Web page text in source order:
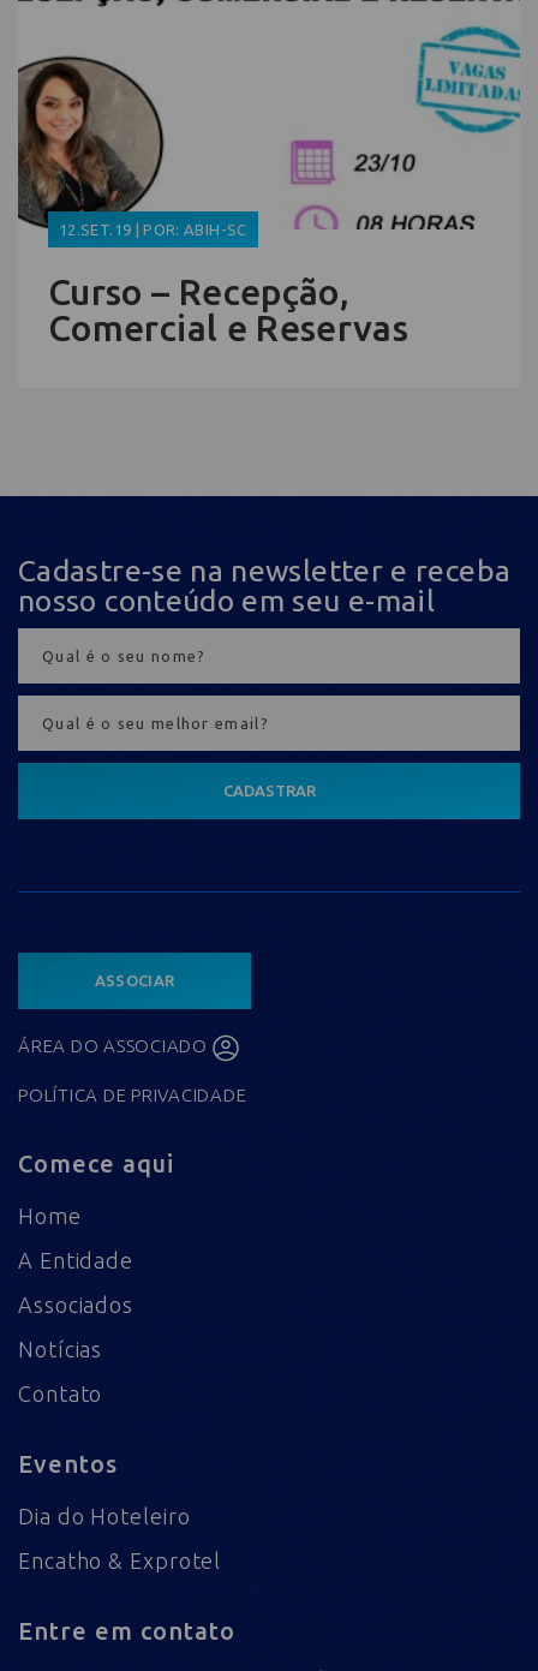
12.SET.19 | POR: ABIH-SC
Curso – Recepção,
Comercial e Reservas
Cadastre-se na newsletter e receba
nosso conteúdo em seu e-mail
CADASTRAR
ASSOCIAR
ÁREA DO ASSOCIADO
POLÍTICA DE PRIVACIDADE
Comece aqui
Home
A Entidade
Associados
Notícias
Contato
Eventos
Dia do Hoteleiro
Encatho & Exprotel
Entre em contato